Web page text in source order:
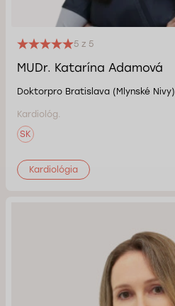
5 z 5
MUDr. Katarína Adamová
Doktorpro Bratislava (Mlynské Nivy)
Kardiológ.
SK
Kardiológia